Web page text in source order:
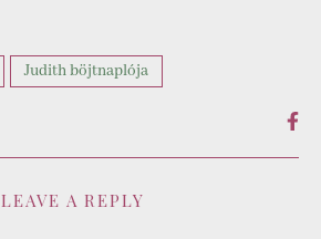
Judith böjtnaplója
LEAVE A REPLY